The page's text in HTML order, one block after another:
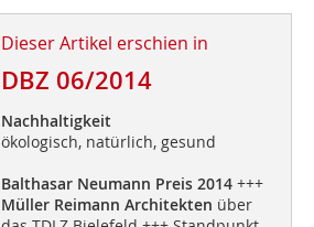
Dieser Artikel erschien in
DBZ 06/2014
Nachhaltigkeit
ökologisch, natürlich, gesund
Balthasar Neumann Preis 2014+++
Müller Reimann Architekten über